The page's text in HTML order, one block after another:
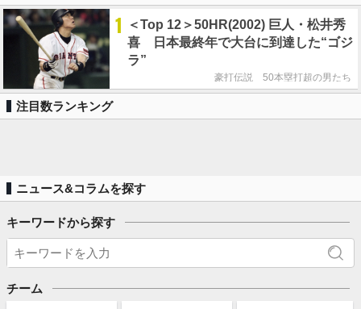
1
＜Top 12＞50HR(2002) 巨人・松井秀
喜 日本最終年で大台に到達した“ゴジ
ラ”
豪打伝説 50本塁打超の男たち
注目数ランキング
ニュース&コラムを探す
キーワードから探す
チーム